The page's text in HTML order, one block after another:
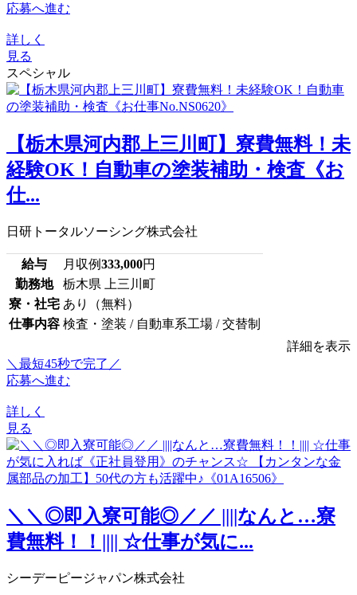
応募へ進む
詳しく
見る
スペシャル
【栃木県河内郡上三川町】寮費無料！未
経験OK！自動車の塗装補助・検査《お
仕...
日研トータルソーシング株式会社
給与 月収例333,000円
勤務地
栃木県 上三川町
寮・社宅 あり（無料）
仕事内容 検査・塗装 / 自動車系工場 / 交替制
詳細を表示
＼最短45秒で完了／
応募へ進む
詳しく
見る
＼＼◎即入寮可能◎／／ ||||なんと…寮
費無料！！|||| ☆仕事が気に...
シーデーピージャパン株式会社